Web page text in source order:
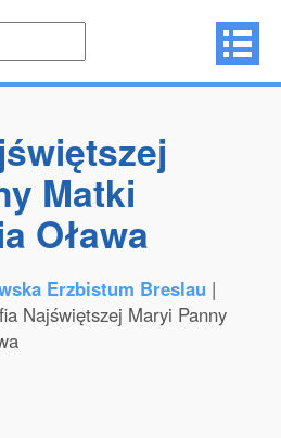
Matki
Oława
Erzbistum Breslau |
Najświętszej Maryi Panny